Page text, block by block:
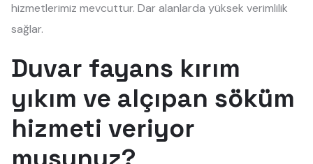
hizmetlerimiz mevcuttur. Dar alanlarda yüksek verimlilik
sağlar.
Duvar fayans kırım
yıkım ve alçıpan söküm
hizmeti veriyor